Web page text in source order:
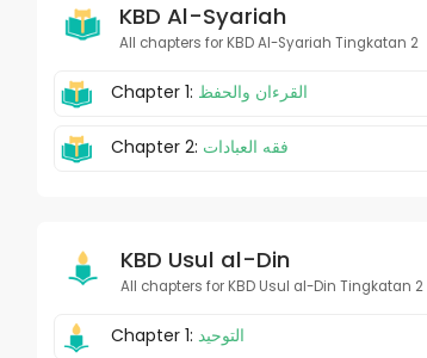
KBD Al-Syariah
All chapters for KBD Al-Syariah Tingkatan 2
Chapter 1: القرءان والحفظ
Chapter 2: فقه العبادات
KBD Usul al-Din
All chapters for KBD Usul al-Din Tingkatan 2
Chapter 1:التوحيد